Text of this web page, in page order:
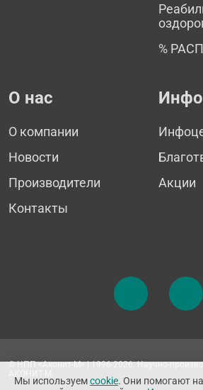
%
О нас
О компании
Новости
Производители
Контакты
Акции
© НПП «Аконит-М» | 1996-2026. Научно-
Мы используемcookie. Они помогают